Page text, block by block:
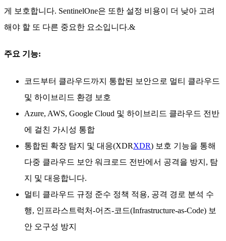
게 보호합니다. SentinelOne은 또한 설정 비용이 더 낮아 고려
해야 할 또 다른 중요한 요소입니다.&
주요 기능:
코드부터 클라우드까지 통합된 보안으로 멀티 클라우드
및 하이브리드 환경 보호
Azure, AWS, Google Cloud 및 하이브리드 클라우드 전반
에 걸친 가시성 통합
통합된 확장 탐지 및 대응(XDRXDR) 보호 기능을 통해
다중 클라우드 보안 워크로드 전반에서 공격을 방지, 탐
지 및 대응합니다.
멀티 클라우드 규정 준수 정책 적용, 공격 경로 분석 수
행, 인프라스트럭처-어즈-코드(Infrastructure-as-Code) 보
안 오구성 방지